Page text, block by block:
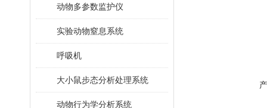
动物多参数监护仪
实验动物窒息系统
呼吸机
大小鼠步态分析处理系统
动物行为学分析系统